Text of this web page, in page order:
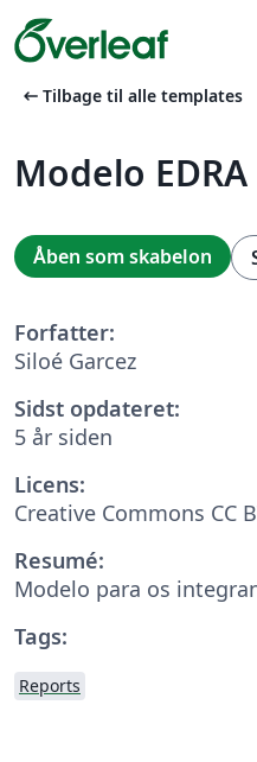
arrow_left_alt Tilbage til alle templates
Modelo EDRA
Åben som skabelon
Forfatter:
Siloé Garcez
Sidst opdateret:
5 år siden
Licens:
Creative Commons CC
Resumé:
Modelo para os
Tags:
Reports